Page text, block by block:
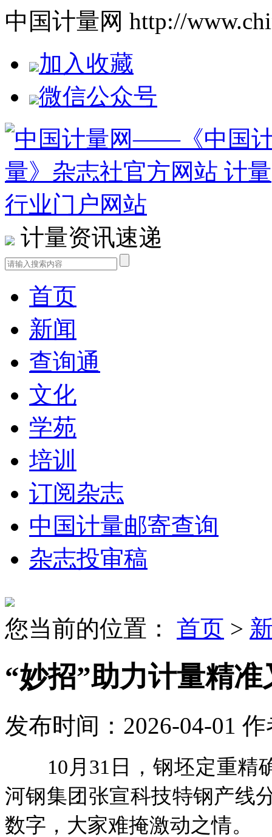
中国计量网 http://
加入收藏
微信公众号
计量资讯速递
首页
新闻
查询通
文化
学苑
培训
订阅杂志
中国计量邮寄查询
杂志投审稿
您当前的位置： 首页 >
“妙招”助力计量精准
发布时间：2026-04-01 作
10月31日，钢坯定重精
河钢集团张宣科技特钢产线
数字，大家难掩激动之情。